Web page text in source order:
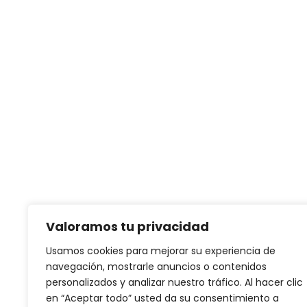
Valoramos tu privacidad
Usamos cookies para mejorar su experiencia de
navegación, mostrarle anuncios o contenidos
personalizados y analizar nuestro tráfico. Al hacer clic
en “Aceptar todo” usted da su consentimiento a